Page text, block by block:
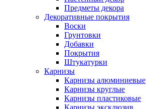
Предметы декора
Декоративные покрытия
Воски
Грунтовки
Добавки
Покрытия
Штукатурки
Карнизы
Карнизы алюминиевые
Карнизы круглые
Карнизы пластиковые
Карнизы эксклюзив